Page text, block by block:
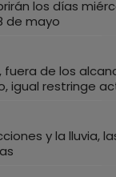
los días
de mayo
fuera de los
igual restringe
y la lluvia,